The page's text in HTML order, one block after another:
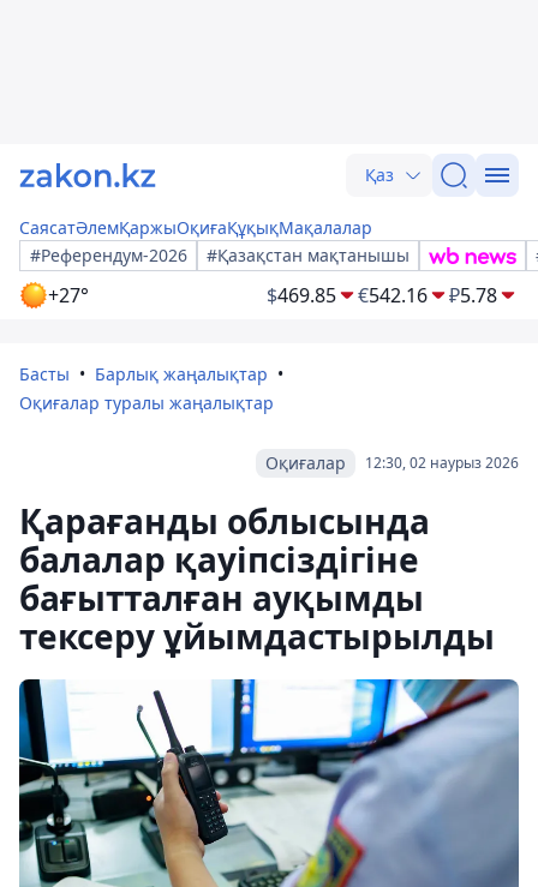
Қаз
СаясатӘлемҚаржыОқиғаҚұқықМақалалар
#Референдум-2026
#Қазақстан мақтанышы
+27° $469.85 €542.16 ₽5.78
Басты
Барлық жаңалықтар
Оқиғалар туралы жаңалықтар
12:30, 02 наурыз 2026
Оқиғалар
Қарағанды облысында
балалар қауіпсіздігіне
бағытталған ауқымды
тексеру ұйымдастырылды